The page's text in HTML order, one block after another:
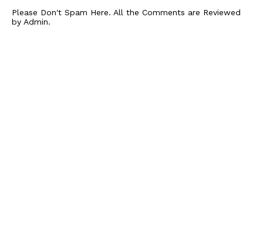
Please Don't Spam Here. All the Comments are Reviewed
by Admin.